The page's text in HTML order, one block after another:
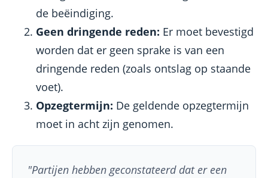
de beëindiging.
Geen dringende reden: Er moet bevestigd
worden dat er geen sprake is van een
dringende reden (zoals ontslag op staande
voet).
Opzegtermijn: De geldende opzegtermijn
moet in acht zijn genomen.
"Partijen hebben geconstateerd dat er een